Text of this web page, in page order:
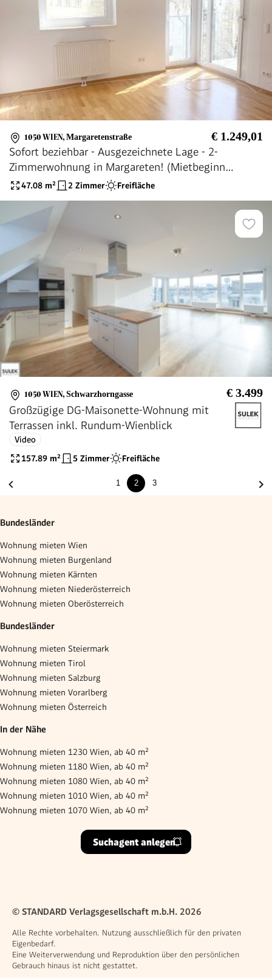
1050 WIEN, Margaretenstraße € 1.249,01
Sofort beziehbar - Ausgezeichnete Lage - 2-
Zimmerwohnung in Margareten! (Mietbeginn
01.09.2026)
47.08 m² 2 Zimmer Freifläche
1050 WIEN, Schwarzhorngasse € 3.499
Großzügige DG-Maisonette-Wohnung mit
Terrassen inkl. Rundum-Wienblick
Video
157.89 m² 5 Zimmer Freifläche
1 2 3
Bundesländer
Wohnung mieten Wien
Wohnung mieten Burgenland
Wohnung mieten Kärnten
Wohnung mieten Niederösterreich
Wohnung mieten Oberösterreich
Bundesländer
Wohnung mieten Steiermark
Wohnung mieten Tirol
Wohnung mieten Salzburg
Wohnung mieten Vorarlberg
Wohnung mieten Österreich
In der Nähe
Wohnung mieten 1230 Wien, ab 40 m²
Wohnung mieten 1180 Wien, ab 40 m²
Wohnung mieten 1080 Wien, ab 40 m²
Wohnung mieten 1010 Wien, ab 40 m²
Wohnung mieten 1070 Wien, ab 40 m²
Suchagent anlegen
© STANDARD Verlagsgesellschaft m.b.H. 2026
Alle Rechte vorbehalten. Nutzung ausschließlich für den privaten
Eigenbedarf.
Eine Weiterverwendung und Reproduktion über den persönlichen
Gebrauch hinaus ist nicht gestattet.